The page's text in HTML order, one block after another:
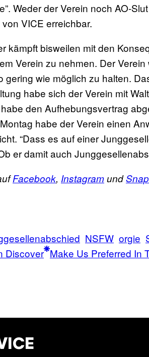
Weder der Verein noch AO-
VICE erreichbar.
kämpft bisweilen mit den
Verein zu nehmen. Der
gering wie möglich zu halten.
habe sich der Verein mit
den Aufhebungsvertrag
habe der Verein einen
“Dass es auf einer
er damit auch
Facebook, Instagramund
NSFW orgie
Discover Make Us Preferred In